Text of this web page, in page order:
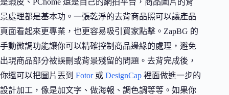
景處理都是基本功。一張乾淨的去背商品照可以讓產品
頁面看起來更專業，也更容易吸引買家點擊。ZapBG 的
手動微調功能讓你可以精確控制商品邊緣的處理，避免
出現商品部分被誤刪或背景殘留的問題。去背完成後，
你還可以把圖片丟到 Fotor或 DesignCap 裡面做進一步的
設計加工，像是加文字、做海報、調色調等等。如果你